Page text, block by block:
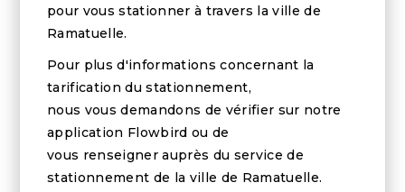
pour vous stationner à travers la ville de
Ramatuelle.
Pour plus d'informations concernant la
tarification du stationnement,
nous vous demandons de vérifier sur notre
application Flowbird ou de
vous renseigner auprès du service de
stationnement de la ville de Ramatuelle.